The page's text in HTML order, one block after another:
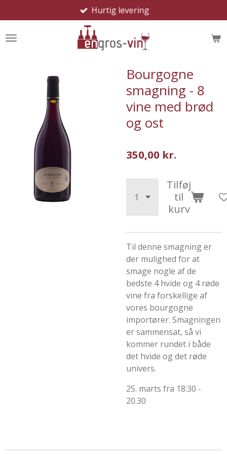
til
hovedindhold
Hurtig levering
Bourgogne
smagning - 8
vine med brød
og ost
350,00 kr.
Tilføj
til
kurv
Til denne smagning er
der mulighed for at
smage nogle af de
bedste 4 hvide og 4 røde
vine fra forskellige af
vores bourgogne
importører. Smagningen
er sammensat, så vi
kommer rundet i både
det hvide og det røde
univers.
25. marts fra 18:30 -
20.30